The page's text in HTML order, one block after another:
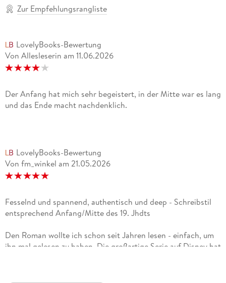
Zur Empfehlungsrangliste
LovelyBooks-Bewertung
Von Allesleserin am 11.06.2026
Der Anfang hat mich sehr begeistert, in der Mitte war es lang
und das Ende macht nachdenklich.
LovelyBooks-Bewertung
Von fm_winkel am 21.05.2026
Fesselnd und spannend, authentisch und deep - Schreibstil
entsprechend Anfang/Mitte des 19. Jhdts
Den Roman wollte ich schon seit Jahren lesen - einfach, um
ihn mal gelesen zu haben. Die großartige Serie auf Disney hat